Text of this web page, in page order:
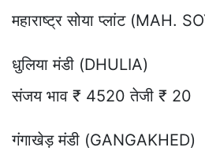
महाराष्ट्र सोया प्लांट (MAH.
धुलिया मंडी (DHULIA)
संजय भाव ₹ 4520 तेजी ₹ 20
गंगाखेड़ मंडी (GANGAKHED)